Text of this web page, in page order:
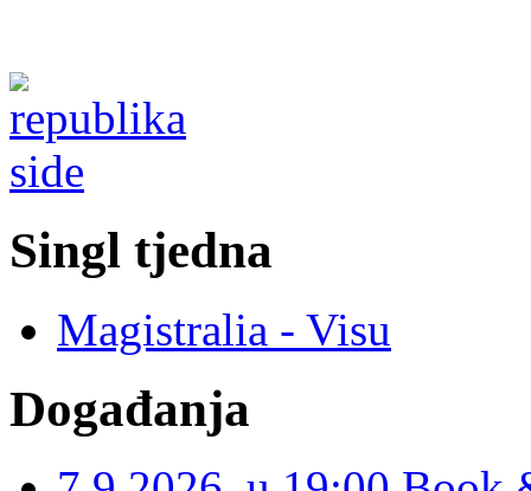
Singl tjedna
Magistralia - Visu
Događanja